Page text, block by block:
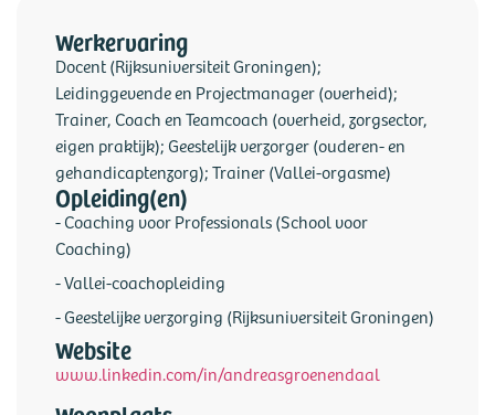
Werkervaring
Docent (Rijksuniversiteit Groningen);
Leidinggevende en Projectmanager (overheid);
Trainer, Coach en Teamcoach (overheid, zorgsector,
eigen praktijk); Geestelijk verzorger (ouderen- en
gehandicaptenzorg); Trainer (Vallei-orgasme)
Opleiding(en)
- Coaching voor Professionals (School voor
Coaching)
- Vallei-coachopleiding
- Geestelijke verzorging (Rijksuniversiteit Groningen)
Website
www.linkedin.com/in/andreasgroenendaal